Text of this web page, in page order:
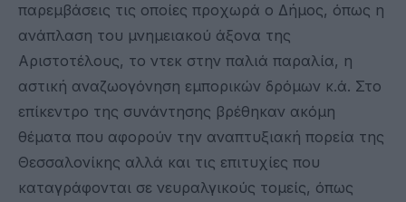
παρεμβάσεις τις οποίες προχωρά ο Δήμος, όπως η
ανάπλαση του μνημειακού άξονα της
Αριστοτέλους, το ντεκ στην παλιά παραλία, η
αστική αναζωογόνηση εμπορικών δρόμων κ.ά. Στο
επίκεντρο της συνάντησης βρέθηκαν ακόμη
θέματα που αφορούν την αναπτυξιακή πορεία της
Θεσσαλονίκης αλλά και τις επιτυχίες που
καταγράφονται σε νευραλγικούς τομείς, όπως